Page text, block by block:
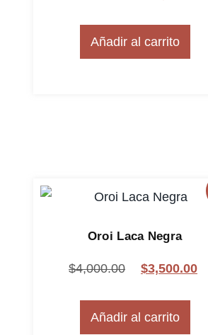
Añadir al carrito
Oroi Laca Negra
$4,000.00 $3,500.00
Añadir al carrito